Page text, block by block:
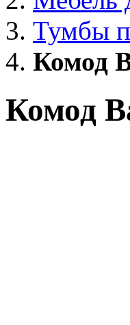
Тумбы
Комод
Комод